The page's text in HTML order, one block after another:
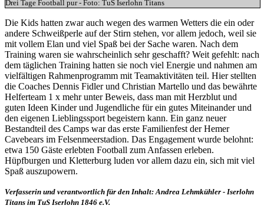
Drei Tage Football pur - Foto: TuS Iserlohn Titans
Die Kids hatten zwar auch wegen des warmen Wetters die ein oder
andere Schweißperle auf der Stirn stehen, vor allem jedoch, weil sie
mit vollem Elan und viel Spaß bei der Sache waren. Nach dem
Training waren sie wahrscheinlich sehr geschafft? Weit gefehlt: nach
dem täglichen Training hatten sie noch viel Energie und nahmen am
vielfältigen Rahmenprogramm mit Teamaktivitäten teil. Hier stellten
die Coaches Dennis Fidler und Christian Martello und das bewährte
Helferteam 1 x mehr unter Beweis, dass man mit Herzblut und
guten Ideen Kinder und Jugendliche für ein gutes Miteinander und
den eigenen Lieblingssport begeistern kann. Ein ganz neuer
Bestandteil des Camps war das erste Familienfest der Hemer
Cavebears im Felsenmeerstadion. Das Engagement wurde belohnt:
etwa 150 Gäste erlebten Football zum Anfassen erleben.
Hüpfburgen und Kletterburg luden vor allem dazu ein, sich mit viel
Spaß auszupowern.
Verfasserin und verantwortlich für den Inhalt: Andrea Lehmkühler - Iserlohn
Titans im TuS Iserlohn 1846 e.V.